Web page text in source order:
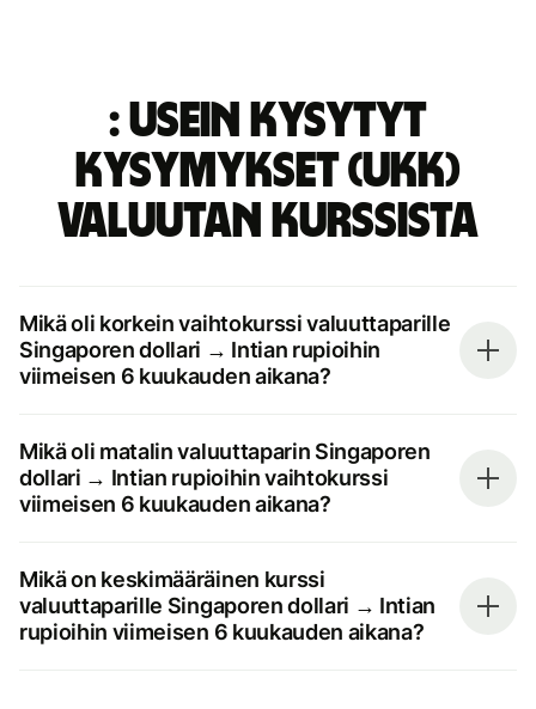
: Usein kysytyt
kysymykset (UKK)
valuutan kurssista
Mikä oli korkein vaihtokurssi valuuttaparille
Singaporen dollari → Intian rupioihin
viimeisen 6 kuukauden aikana?
Mikä oli matalin valuuttaparin Singaporen
dollari → Intian rupioihin vaihtokurssi
viimeisen 6 kuukauden aikana?
Mikä on keskimääräinen kurssi
valuuttaparille Singaporen dollari → Intian
rupioihin viimeisen 6 kuukauden aikana?